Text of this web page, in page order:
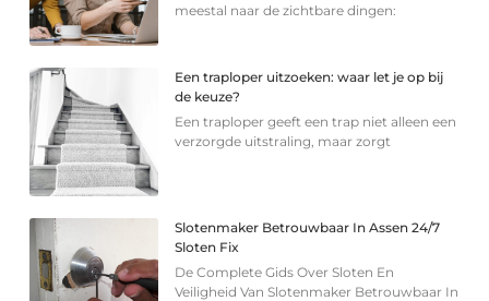
meestal naar de zichtbare dingen:
Een traploper uitzoeken: waar let je op bij
de keuze?
Een traploper geeft een trap niet alleen een
verzorgde uitstraling, maar zorgt
Slotenmaker Betrouwbaar In Assen 24/7
Sloten Fix
De Complete Gids Over Sloten En
Veiligheid Van Slotenmaker Betrouwbaar In